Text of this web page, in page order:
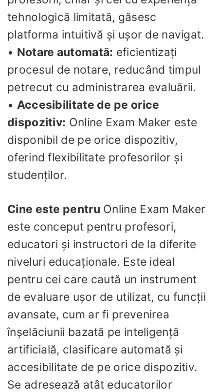
tehnologică limitată, găsesc
platforma intuitivă și ușor de navigat.
• Notare automată: eficientizați
procesul de notare, reducând timpul
petrecut cu administrarea evaluării.
• Accesibilitate de pe orice
dispozitiv: Online Exam Maker este
disponibil de pe orice dispozitiv,
oferind flexibilitate profesorilor și
studenților.
Cine este pentru Online Exam Maker
este conceput pentru profesori,
educatori și instructori de la diferite
niveluri educaționale. Este ideal
pentru cei care caută un instrument
de evaluare ușor de utilizat, cu funcții
avansate, cum ar fi prevenirea
înșelăciunii bazată pe inteligență
artificială, clasificare automată și
accesibilitate de pe orice dispozitiv.
Se adresează atât educatorilor